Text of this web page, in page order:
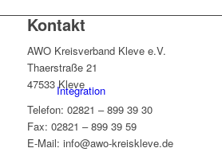
Integration
Kontakt
AWO Kreisverband Kleve e.V.
Thaerstraße 21
47533 Kleve
Telefon: 02821 – 899 39 30
Fax: 02821 – 899 39 59
E-Mail: info@awo-kreiskleve.de